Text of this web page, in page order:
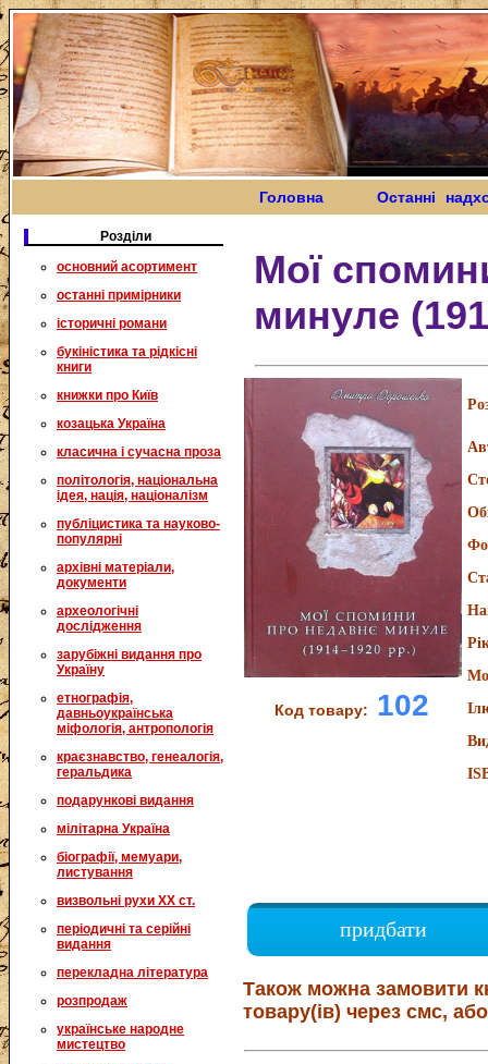
Головна Останні
Розділи
основний асортимент
останні примірники
історичні романи
букіністика та рідкісні
книги
книжки про Київ
козацька Україна
класична і сучасна проза
політологія, національна
ідея, нація, націоналізм
публіцистика та науково-
популярні
архівні матеріали,
документи
археологічні
дослідження
зарубіжні видання про
Україну
етнографія,
давньоукраїнська
міфологія, антропологія
краєзнавство, генеалогія,
геральдика
подарункові видання
мілітарна Україна
біографії, мемуари,
листування
визвольні рухи XX ст.
періодичні та серійні
видання
перекладна література
розпродаж
українське народне
мистецтво
Мої
минуле
Код товару: 102
придбати
Також можна замовити
товару(ів) через смс,